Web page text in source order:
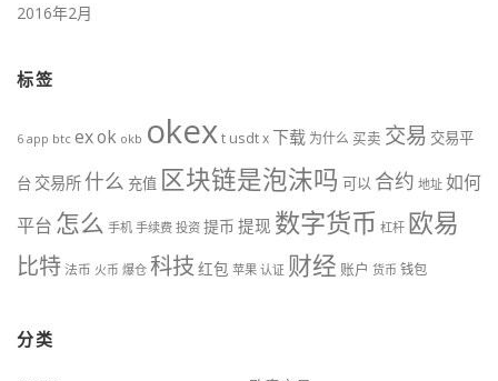
2016年2月
标签
6 app btc exok okb okext usdtx下载 为什么 买卖 交易 交易平
台 交易所 什么 充值 区块链是泡沫吗 可以 合约 地址 如何
平台 怎么 手机 手续费 投资 提币 提现 数字货币 杠杆 欧易
比特法币 火币 爆仓 科技 红包 苹果 认证 财经 账户 货币 钱包
分类